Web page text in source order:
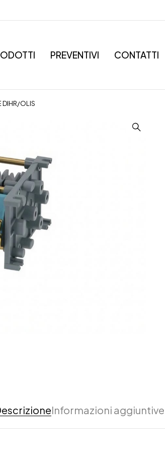
PREVENTIVI CONTATTI
OLIS
Informazioni aggiuntive